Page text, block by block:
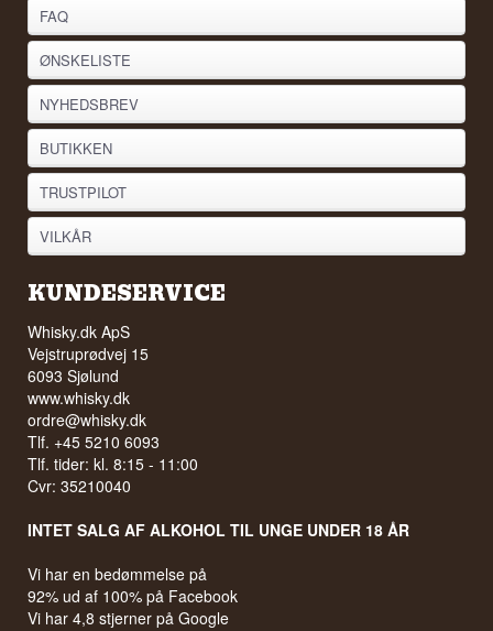
FAQ
ØNSKELISTE
NYHEDSBREV
BUTIKKEN
TRUSTPILOT
VILKÅR
KUNDESERVICE
Whisky.dk ApS
Vejstruprødvej 15
6093 Sjølund
www.whisky.dk
ordre@whisky.dk
Tlf. +45 5210 6093
Tlf. tider: kl. 8:15 - 11:00
Cvr: 35210040
INTET SALG AF ALKOHOL TIL UNGE UNDER 18 ÅR
Vi har en bedømmelse på
92% ud af 100% på Facebook
Vi har 4,8 stjerner på Google